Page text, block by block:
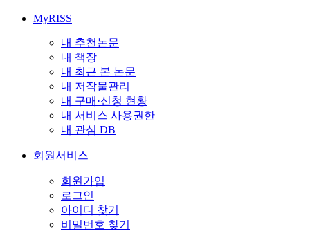
MyRISS
내 추천논문
내 책장
내 최근 본 논문
내 저작물관리
내 구매·신청 현황
내 서비스 사용권한
내 관심 DB
회원서비스
회원가입
로그인
아이디 찾기
비밀번호 찾기